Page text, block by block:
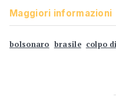
Maggiori informazioni
bolsonaro brasile colpo